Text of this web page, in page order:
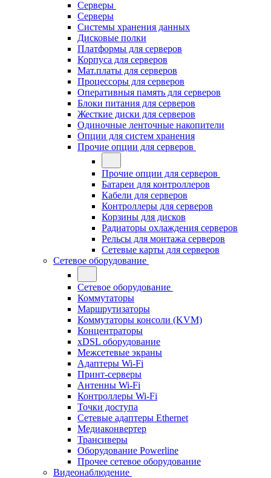
Серверы
Серверы
Системы хранения данных
Дисковые полки
Платформы для серверов
Корпуса для серверов
Мат.платы для серверов
Процессоры для серверов
Оперативныя память для серверов
Блоки питания для серверов
Жесткие диски для серверов
Одиночные ленточные накопители
Опции для систем хранения
Прочие опции для серверов
Прочие опции для серверов
Батареи для контроллеров
Кабели для серверов
Контроллеры для серверов
Корзины для дисков
Радиаторы охлаждения серверов
Рельсы для монтажа серверов
Сетевые карты для серверов
Сетевое оборудование
Сетевое оборудование
Коммутаторы
Маршрутизаторы
Коммутаторы консоли (KVM)
Концентраторы
xDSL оборудование
Межсетевые экраны
Адаптеры Wi-Fi
Принт-серверы
Антенны Wi-Fi
Контроллеры Wi-Fi
Точки доступа
Сетевые адаптеры Ethernet
Медиаконвертер
Трансиверы
Оборудование Powerline
Прочее сетевое оборудование
Видеонаблюдение